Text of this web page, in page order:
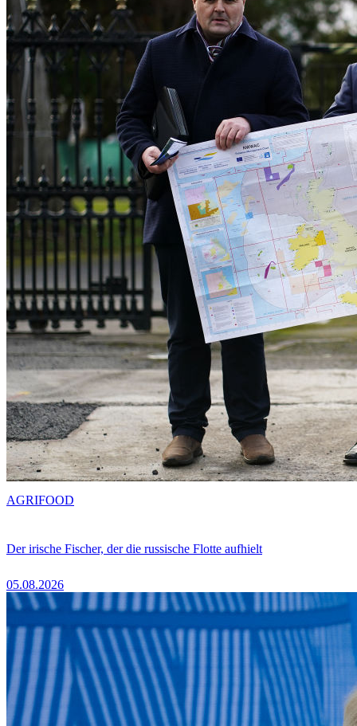
Der irische Fischer, der die russische Flotte aufhielt
05.08.2026
AGRIFOOD